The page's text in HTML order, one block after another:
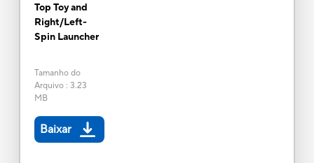
Top Toy and
Right/Left-
Spin Launcher
Tamanho do
Arquivo: 3.23
MB
Baixar